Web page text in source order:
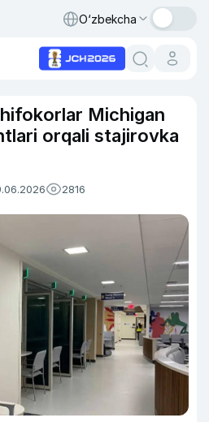
O‘zbekcha
Michigan
orqali stajirovka
2816